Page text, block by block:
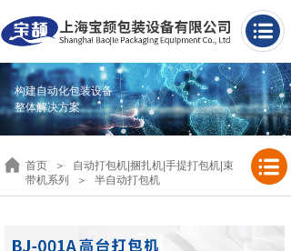
构建自动化包装设备
整体解决方案
首页 ＞
自动打包机|捆扎机|手提打包机|束
带机系列
＞ 半自动打包机